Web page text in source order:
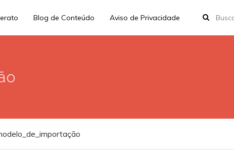
Blog de Conteúdo Aviso de Privacidade